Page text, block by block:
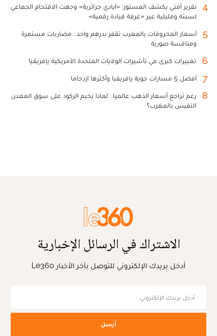
4
تقرير أمني يكشف المستور: «أيادي جزائرية» وجهت الاقتحام الجماعي
لسبتة ومليلية عبر «غرفة قيادة رقمية»
5
أسعار المحروقات بالمغرب تقفز بدرهم واحد.. مضاربات مستمرة
ومنافسة صورية
6 تغييرات كبرى في تأشيرات الولايات المتحدة الأمريكية بإفريقيا
7 أفضل 5 مسارات جوية بإفريقيا وأكثرها ازدحاما
8
رغم تراجع أسعار الذهب عالميا.. لماذا يخيم الركود على سوق المعدن
النفيس بالمغرب؟
الاشتراك في الرسائل الإخبارية
أدخل بريدك الإلكتروني للتوصل بآخر الأخبار Le360
أرسل